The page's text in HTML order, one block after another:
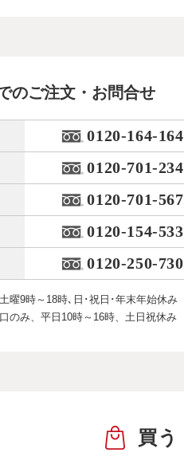
のご注文・お問合せ
0120-164-164
0120-701-234
0120-701-567
0120-154-533
0120-250-730
曜9時～18時､ 日･祝日･年末年始休み
のみ、 平日10時～16時、土日祝休み
買う